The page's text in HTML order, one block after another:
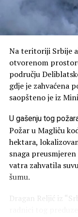
– Ukrajina će
njenom
kakve, u kojima i
klaster. Mi želimo
sve klastere, da ih
ukrajinskog
kazao je Vučić.
o ekonomskoj
donijeti korist
Razgovori
Vučić je naveo da
Na teritoriji Srbije
otvorenom
području
gdje je zahvaćena
saopšteno je iz
U gašenju tog
Požar u Magliču
hektara,
snaga
vatra zahvatila
šumu.
Dragan Reljić iz